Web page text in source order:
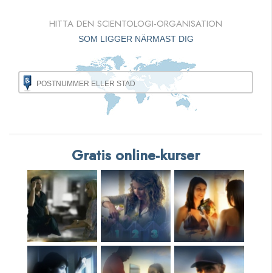
HITTA DEN SCIENTOLOGI-ORGANISATION
SOM LIGGER NÄRMAST DIG
Gratis online-kurser